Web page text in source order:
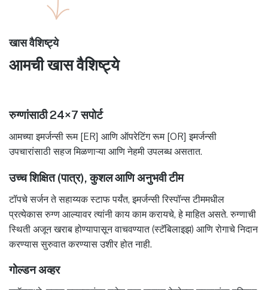
खास वैशिष्ट्ये
आमची खास वैशिष्ट्ये
रुग्णांसाठी 24×7 सपोर्ट
आमच्या इमर्जन्सी रूम [ER] आणि ऑपरेटिंग रूम [OR] इमर्जन्सी
उपचारांसाठी सहज मिळणाऱ्या आणि नेहमी उपलब्ध असतात.
उच्च शिक्षित (पात्र), कुशल आणि अनुभवी टीम
टॉपचे सर्जन ते सहाय्यक स्टाफ पर्यंत, इमर्जन्सी रिस्पॉन्स टीममधील
प्रत्येकास रुग्ण आल्यावर त्यांनी काय काम करायचे, हे माहित असते. रुग्णाची
स्थिती अजून खराब होण्यापासून वाचवण्यात (स्टॅबिलाइझ) आणि रोगाचे निदान
करण्यास सुरुवात करण्यास उशीर होत नाही.
गोल्डन अव्हर